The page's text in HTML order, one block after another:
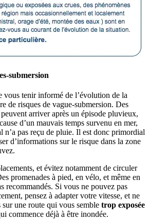
submersion
vous tenir informé de l’évolution de la
de risques de vague-submersion. Des
peuvent arriver après un épisode pluvieux,
d’un mauvais temps survenu en mer,
n’a pas reçu de pluie. Il est donc primordial
d’informations sur le risque dans la zone
et évitez notamment de circuler
promenades à pied, en vélo, et même en
recommandés. Si vous ne pouvez pas
pensez à adapter votre vitesse, et ne
sur une route qui vous semble trop exposée
commence déjà à être inondée.